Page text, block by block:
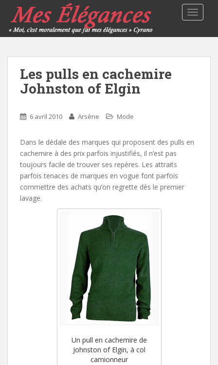
Les pulls en cachemire
Johnston of Elgin
6 avril 2010 Arsène Mode
Dans le dédale des marques qui proposent des pulls en
cachemire à des prix parfois injustifiés, il n’est pas
toujours facile de trouver ses repères. Les attraits
parfois tenaces de marques en vogue font parfois
commettre des achats qu’on regrette dès le premier
lavage.
Un pull en cachemire de
Johnston of Elgin, à col
camionneur